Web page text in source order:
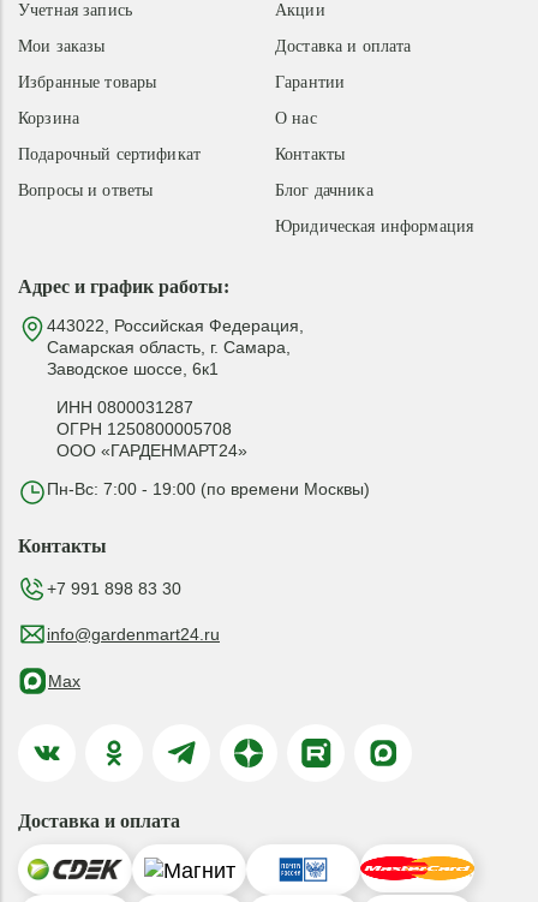
Адрес и график работы:
443022, Российская Федерация,
Самарская область, г. Самара,
Заводское шоссе, 6к1
ИНН 0800031287
ОГРН 1250800005708
ООО «ГАРДЕНМАРТ24»
Пн-Вс: 7:00 - 19:00 (по времени Москвы)
Акции
Доставка и оплата
Гарантии
О нас
Контакты
Блог дачника
Юридическая информация
Учетная запись
Мои заказы
Избранные товары
Корзина
Подарочный сертификат
Вопросы и ответы
Контакты
+7 991 898 83 30
info@gardenmart24.ru
Max
Доставка и оплата